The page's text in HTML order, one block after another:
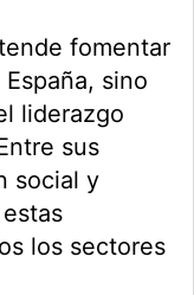
fomentar
sino
liderazgo
sus
social y
los sectores